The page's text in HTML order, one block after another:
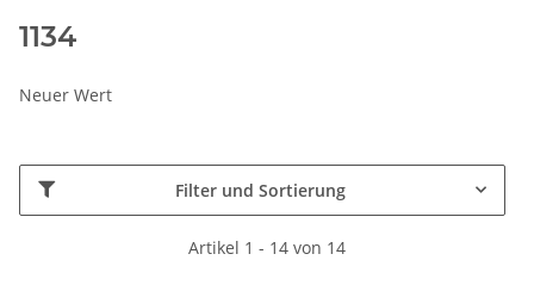
1134
Neuer Wert
Filter und Sortierung
Artikel 1 - 14 von 14